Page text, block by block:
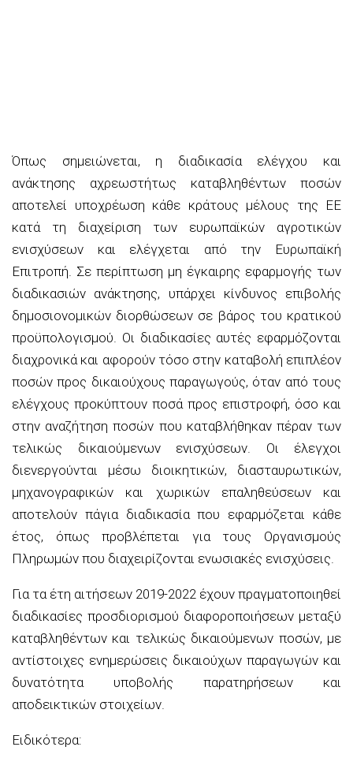
Όπως σημειώνεται, η διαδικασία ελέγχου και
ανάκτησης αχρεωστήτως καταβληθέντων ποσών
αποτελεί υποχρέωση κάθε κράτους μέλους της ΕΕ
κατά τη διαχείριση των ευρωπαϊκών αγροτικών
ενισχύσεων και ελέγχεται από την Ευρωπαϊκή
Επιτροπή. Σε περίπτωση μη έγκαιρης εφαρμογής των
διαδικασιών ανάκτησης, υπάρχει κίνδυνος επιβολής
δημοσιονομικών διορθώσεων σε βάρος του κρατικού
προϋπολογισμού. Οι διαδικασίες αυτές εφαρμόζονται
διαχρονικά και αφορούν τόσο στην καταβολή επιπλέον
ποσών προς δικαιούχους παραγωγούς, όταν από τους
ελέγχους προκύπτουν ποσά προς επιστροφή, όσο και
στην αναζήτηση ποσών που καταβλήθηκαν πέραν των
τελικώς δικαιούμενων ενισχύσεων. Οι έλεγχοι
διενεργούνται μέσω διοικητικών, διασταυρωτικών,
μηχανογραφικών και χωρικών επαληθεύσεων και
αποτελούν πάγια διαδικασία που εφαρμόζεται κάθε
έτος, όπως προβλέπεται για τους Οργανισμούς
Πληρωμών που διαχειρίζονται ενωσιακές ενισχύσεις.
Για τα έτη αιτήσεων 2019-2022 έχουν πραγματοποιηθεί
διαδικασίες προσδιορισμού διαφοροποιήσεων μεταξύ
καταβληθέντων και τελικώς δικαιούμενων ποσών, με
αντίστοιχες ενημερώσεις δικαιούχων παραγωγών και
δυνατότητα υποβολής παρατηρήσεων και
αποδεικτικών στοιχείων.
Ειδικότερα: